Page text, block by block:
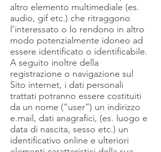
altro elemento multimediale (es.
audio, gif etc.) che ritraggono
l’interessato o lo rendono in altro
modo potenzialmente idoneo ad
essere identificato o identificabile.
A seguito inoltre della
registrazione o navigazione sul
Sito internet, i dati personali
trattati potranno essere costituiti
da un nome (“user”) un indirizzo
e.mail, dati anagrafici, (es. luogo e
data di nascita, sesso etc.) un
identificativo online e ulteriori